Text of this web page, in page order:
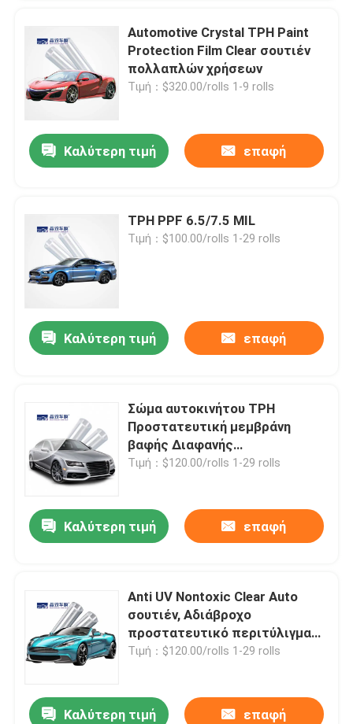
Automotive Crystal TPH Paint
Protection Film Clear σουτιέν
πολλαπλών χρήσεων
Τιμή：$320.00/rolls 1-9 rolls
Καλύτερη τιμή επαφή
TPH PPF 6.5/7.5 MIL
Τιμή：$100.00/rolls 1-29 rolls
Καλύτερη τιμή επαφή
Σώμα αυτοκινήτου TPH
Προστατευτική μεμβράνη
βαφής Διαφανής
αντιοξειδωτική εύκαμπτη
Τιμή：$120.00/rolls 1-29 rolls
Καλύτερη τιμή επαφή
Anti UV Nontoxic Clear Auto
σουτιέν, Αδιάβροχο
προστατευτικό περιτύλιγμα
αυτοκινήτου
Τιμή：$120.00/rolls 1-29 rolls
Καλύτερη τιμή επαφή